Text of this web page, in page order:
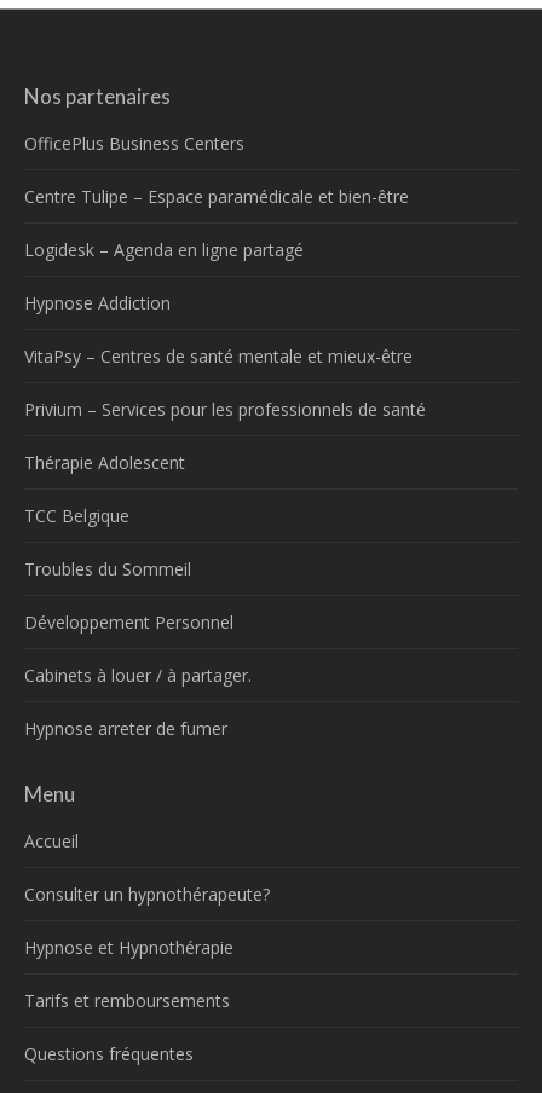
Nos partenaires
OfficePlus Business Centers
Centre Tulipe – Espace paramédicale et bien-être
Logidesk – Agenda en ligne partagé
Hypnose Addiction
VitaPsy – Centres de santé mentale et mieux-être
Privium – Services pour les professionnels de santé
Thérapie Adolescent
TCC Belgique
Troubles du Sommeil
Développement Personnel
Cabinets à louer / à partager.
Hypnose arreter de fumer
Menu
Accueil
Consulter un hypnothérapeute?
Hypnose et Hypnothérapie
Tarifs et remboursements
Questions fréquentes